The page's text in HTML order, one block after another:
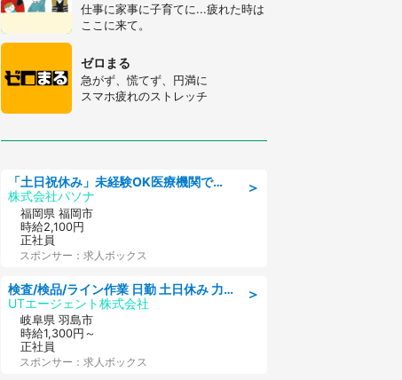
仕事に家事に子育てに...疲れた時は
ここに来て。
ゼロまる
急がず、慌てず、円満に
スマホ疲れのストレッチ
＞
「土日祝休み」未経験OK医療機関での治験コーディネーターのお仕事
株式会社パソナ
福岡県 福岡市
時給2,100円
正社員
スポンサー：求人ボックス
＞
検査/検品/ライン作業 日勤 土日休み 力仕事ほぼなし 座り作業メイン 検品·検査
UTエージェント株式会社
岐阜県 羽島市
時給1,300円～
正社員
スポンサー：求人ボックス